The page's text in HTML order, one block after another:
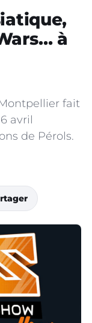
à
fait
avril
de Pérols.